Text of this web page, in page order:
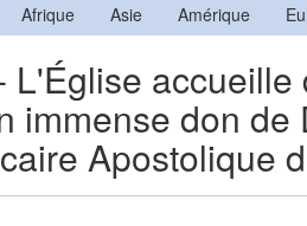
Afrique Asie Amérique
L'Église
immense don
Apostolique